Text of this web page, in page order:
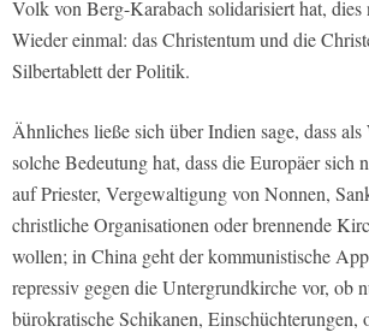
Volk von Berg-Karabach solidarisiert hat, dies
Wieder einmal: das Christentum und die
Silbertablett der Politik.
Ähnliches ließe sich über Indien sage, dass
solche Bedeutung hat, dass die Europäer sich
auf Priester, Vergewaltigung von Nonnen,
christliche Organisationen oder brennende
wollen; in China geht der kommunistische
repressiv gegen die Untergrundkirche vor, ob
bürokratische Schikanen, Einschüchterungen,